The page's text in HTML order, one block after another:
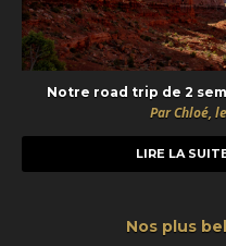
Notre road trip de 2
Par Chloé,
LIRE LA
Nos plus